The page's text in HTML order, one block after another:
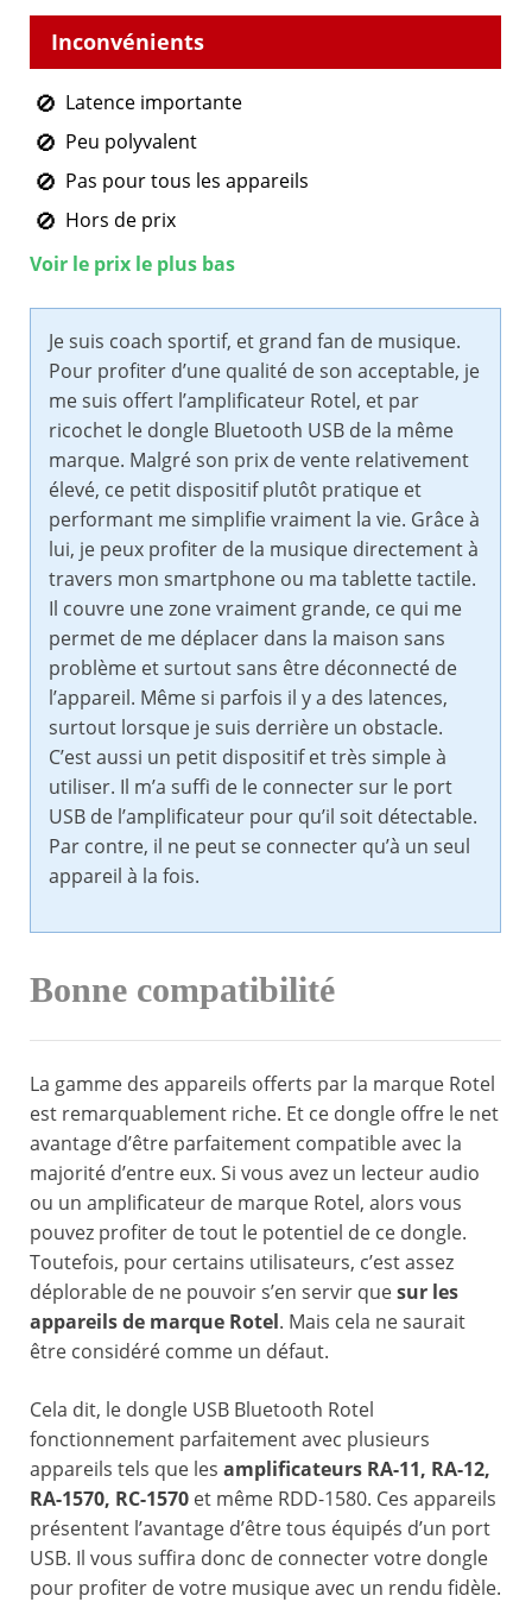
Latence importante
Peu polyvalent
Pas pour tous les appareils
Hors de prix
Voir le prix le plus bas
Je suis coach sportif, et grand fan de musique.
Pour profiter d’une qualité de son acceptable, je
me suis offert l’amplificateur Rotel, et par
ricochet le dongle Bluetooth USB de la même
marque. Malgré son prix de vente relativement
élevé, ce petit dispositif plutôt pratique et
performant me simplifie vraiment la vie. Grâce à
lui, je peux profiter de la musique directement à
travers mon smartphone ou ma tablette tactile.
Il couvre une zone vraiment grande, ce qui me
permet de me déplacer dans la maison sans
problème et surtout sans être déconnecté de
l’appareil. Même si parfois il y a des latences,
surtout lorsque je suis derrière un obstacle.
C’est aussi un petit dispositif et très simple à
utiliser. Il m’a suffi de le connecter sur le port
USB de l’amplificateur pour qu’il soit détectable.
Par contre, il ne peut se connecter qu’à un seul
appareil à la fois.
Bonne compatibilité
La gamme des appareils offerts par la marque Rotel
est remarquablement riche. Et ce dongle offre le net
avantage d’être parfaitement compatible avec la
majorité d’entre eux. Si vous avez un lecteur audio
ou un amplificateur de marque Rotel, alors vous
pouvez profiter de tout le potentiel de ce dongle.
Toutefois, pour certains utilisateurs, c’est assez
déplorable de ne pouvoir s’en servir quesur les
appareils de marque Rotel. Mais cela ne saurait
être considéré comme un défaut.
Cela dit, le dongle USB Bluetooth Rotel
fonctionnement parfaitement avec plusieurs
appareils tels que les amplificateurs RA-11, RA-12,
RA-1570, RC-1570 et même RDD-1580. Ces appareils
présentent l’avantage d’être tous équipés d’un port
USB. Il vous suffira donc de connecter votre dongle
pour profiter de votre musique avec un rendu fidèle.